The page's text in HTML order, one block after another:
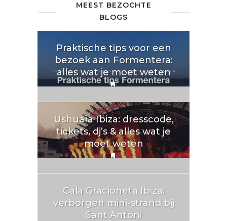
MEEST BEZOCHTE
BLOGS
Praktische tips voor een
bezoek aan Formentera:
alles wat je moet weten
Ushuaïa Ibiza: dresscode,
tickets, dj’s & alles wat je
moet weten
Cala Gracioneta Ibiza:
verborgen mini-strand bij
Sant Antoni